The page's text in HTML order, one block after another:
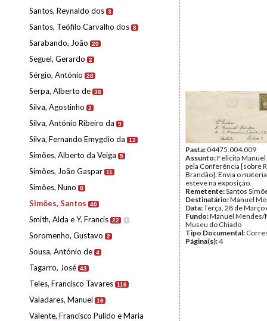
Santos, Reynaldo dos 3
Santos, Teófilo Carvalho dos 8
Sarabando, João 20
Seguel, Gerardo 2
Sérgio, António 28
Serpa, Alberto de 38
Silva, Agostinho 2
Silva, António Ribeiro da 9
Silva, Fernando Emygdio da 12
Simões, Alberto da Veiga 5
Simões, João Gaspar 11
Simões, Nuno 8
Simões, Santos 40
Smith, Alda e Y. Francis 22 I
Soromenho, Gustavo 2
Sousa, António de 4
Tagarro, José 43
Teles, Francisco Tavares 116
Valadares, Manuel 16
Valente, Francisco Pulido e Maria
Pasta:04475.004.009
Assunto:Felicita
pela Conferência [sobre
Brandão]. Envia o
esteve na exposição.
Remetente:Santos
Destinatário:Manuel
Data:Terça, 28 de Março
Fundo:Manuel Mendes/
Museu do Chiado
Tipo Documental:
Página(s):4